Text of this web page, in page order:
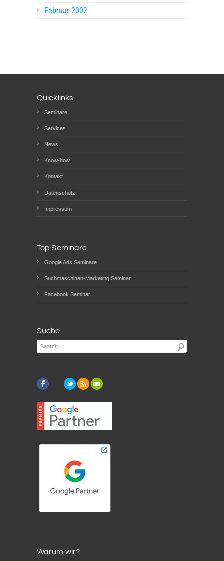
Februar 2002
Quicklinks
Seminare
Services
News
Know-how
Kontakt
Datenschutz
Impressum
Top Seminare
Google Ads Seminare
Suchmaschinen-Marketing Seminar
Facebook Seminar
Suche
Warum wir?